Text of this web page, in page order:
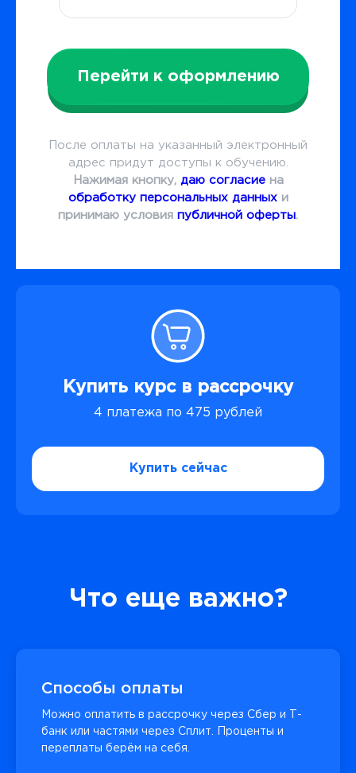
Перейти к оформлению
После оплаты на указанный электронный
адрес придут доступы к обучению.
Нажимая кнопку, даю согласиена
обработку персональных данныхи
принимаю условия публичной оферты.
Купить курс в рассрочку
4 платежа по 475 рублей
Купить сейчас
Что еще важно?
Способы оплаты
Можно оплатить в рассрочку через Сбер и Т-
банк или частями через Сплит. Проценты и
переплаты берём на себя.